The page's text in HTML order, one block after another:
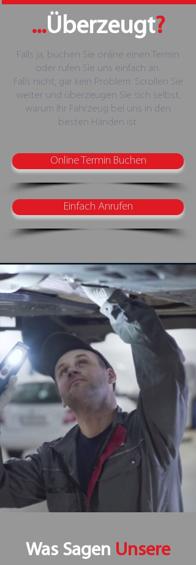
...Überzeugt?
Falls ja, buchen Sie online einen Termin
oder rufen Sie uns einfach an.
Falls nicht, gar kein Problem. Scrollen Sie
weiter und überzeugen Sie sich selbst,
warum Ihr Fahrzeug bei uns in den
besten Händen ist.
Online Termin Buchen
Einfach Anrufen
Was Sagen Unsere